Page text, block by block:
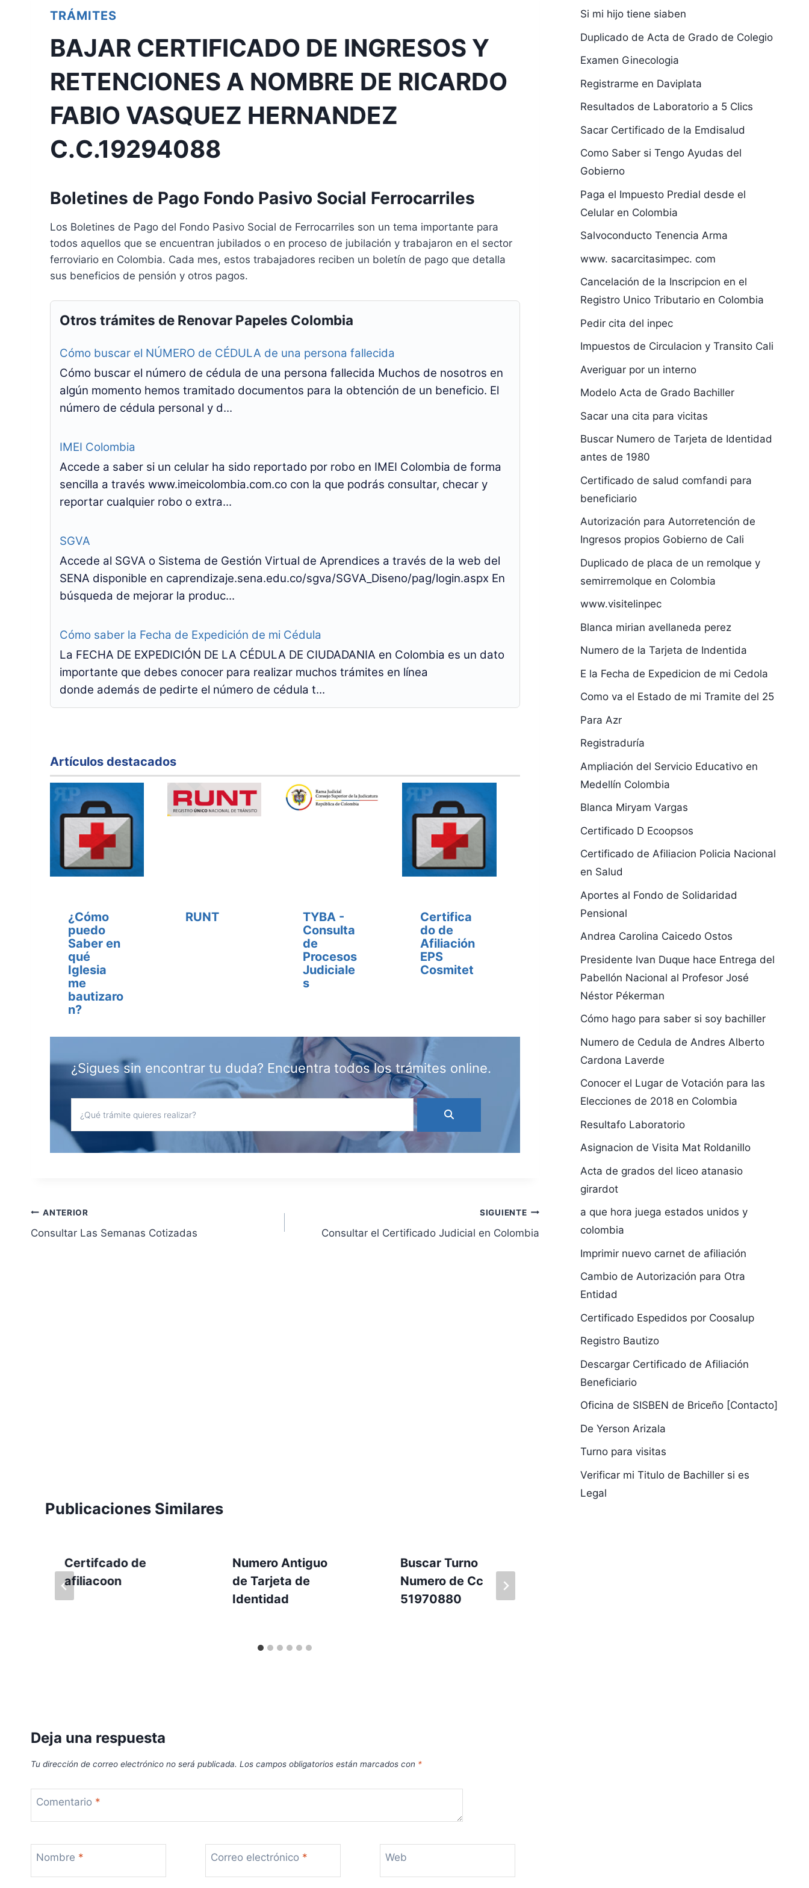
TRÁMITES
BAJAR CERTIFICADO DE INGRESOS Y
RETENCIONES A NOMBRE DE RICARDO
FABIO VASQUEZ HERNANDEZ
C.C.19294088
Boletines de Pago Fondo Pasivo Social Ferrocarriles
Los Boletines de Pago del Fondo Pasivo Social de Ferrocarriles son un tema importante para
todos aquellos que se encuentran jubilados o en proceso de jubilación y trabajaron en el sector
ferroviario en Colombia. Cada mes, estos trabajadores reciben un boletín de pago que detalla
sus beneficios de pensión y otros pagos.
Otros trámites de Renovar Papeles Colombia
Cómo buscar el NÚMERO de CÉDULA de una persona fallecida
Cómo buscar el número de cédula de una persona fallecida Muchos de nosotros en
algún momento hemos tramitado documentos para la obtención de un beneficio. El
número de cédula personal y d...
IMEI Colombia
Accede a saber si un celular ha sido reportado por robo en IMEI Colombia de forma
sencilla a través www.imeicolombia.com.co con la que podrás consultar, checar y
reportar cualquier robo o extra...
SGVA
Accede al SGVA o Sistema de Gestión Virtual de Aprendices a través de la web del
SENA disponible en caprendizaje.sena.edu.co/sgva/SGVA_Diseno/pag/login.aspx En
búsqueda de mejorar la produc...
Cómo saber la Fecha de Expedición de mi Cédula
La FECHA DE EXPEDICIÓN DE LA CÉDULA DE CIUDADANIA en Colombia es un dato
importante que debes conocer para realizar muchos trámites en línea
donde además de pedirte el número de cédula t...
Artículos destacados
¿Cómo
puedo
Saber en
qué
Iglesia
me
bautizaro
n?
RUNT
TYBA -
Consulta
de
Procesos
Judiciale
s
Certifica
do de
Afiliación
EPS
Cosmitet
¿Sigues sin encontrar tu duda? Encuentra todos los trámites online.
Navegación
de
ANTERIOR
Consultar Las Semanas Cotizadas
SIGUIENTE
Consultar el Certificado Judicial en Colombia
Publicaciones Similares
Certifcado de
afiliacoon
Numero Antiguo
de Tarjeta de
Identidad
Buscar Turno
Numero de Cc
51970880
Deja una respuesta
Tu dirección de correo electrónico no será publicada. Los campos obligatorios están marcados con *
Comentario *
Nombre * Correo electrónico * Web
Si mi hijo tiene siaben
Duplicado de Acta de Grado de Colegio
Examen Ginecologia
Registrarme en Daviplata
Resultados de Laboratorio a 5 Clics
Sacar Certificado de la Emdisalud
Como Saber si Tengo Ayudas del
Gobierno
Paga el Impuesto Predial desde el
Celular en Colombia
Salvoconducto Tenencia Arma
www. sacarcitasimpec. com
Cancelación de la Inscripcion en el
Registro Unico Tributario en Colombia
Pedir cita del inpec
Impuestos de Circulacion y Transito Cali
Averiguar por un interno
Modelo Acta de Grado Bachiller
Sacar una cita para vicitas
Buscar Numero de Tarjeta de Identidad
antes de 1980
Certificado de salud comfandi para
beneficiario
Autorización para Autorretención de
Ingresos propios Gobierno de Cali
Duplicado de placa de un remolque y
semirremolque en Colombia
www.visitelinpec
Blanca mirian avellaneda perez
Numero de la Tarjeta de Indentida
E la Fecha de Expedicion de mi Cedola
Como va el Estado de mi Tramite del 25
Para Azr
Registraduría
Ampliación del Servicio Educativo en
Medellín Colombia
Blanca Miryam Vargas
Certificado D Ecoopsos
Certificado de Afiliacion Policia Nacional
en Salud
Aportes al Fondo de Solidaridad
Pensional
Andrea Carolina Caicedo Ostos
Presidente Ivan Duque hace Entrega del
Pabellón Nacional al Profesor José
Néstor Pékerman
Cómo hago para saber si soy bachiller
Numero de Cedula de Andres Alberto
Cardona Laverde
Conocer el Lugar de Votación para las
Elecciones de 2018 en Colombia
Resultafo Laboratorio
Asignacion de Visita Mat Roldanillo
Acta de grados del liceo atanasio
girardot
a que hora juega estados unidos y
colombia
Imprimir nuevo carnet de afiliación
Cambio de Autorización para Otra
Entidad
Certificado Espedidos por Coosalup
Registro Bautizo
Descargar Certificado de Afiliación
Beneficiario
Oficina de SISBEN de Briceño [Contacto]
De Yerson Arizala
Turno para visitas
Verificar mi Titulo de Bachiller si es
Legal